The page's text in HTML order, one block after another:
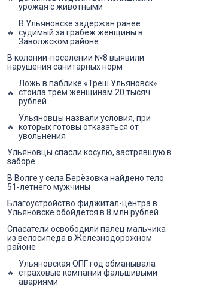
урожая с животными
В Ульяновске задержан ранее
судимый за грабеж женщины в
Заволжском районе
В колонии-поселении №8 выявили
нарушения санитарных норм
Ложь в паблике «Треш Ульяновск»
стоила трем женщинам 20 тысяч
рублей
Ульяновцы назвали условия, при
которых готовы отказаться от
увольнения
Ульяновцы спасли косулю, застрявшую в
заборе
В Волге у села Берёзовка найдено тело
51-летнего мужчины
Благоустройство фиджитал-центра в
Ульяновске обойдется в 8 млн рублей
Спасатели освободили палец мальчика
из велосипеда в Железнодорожном
районе
Ульяновская ОПГ год обманывала
страховые компании фальшивыми
авариями